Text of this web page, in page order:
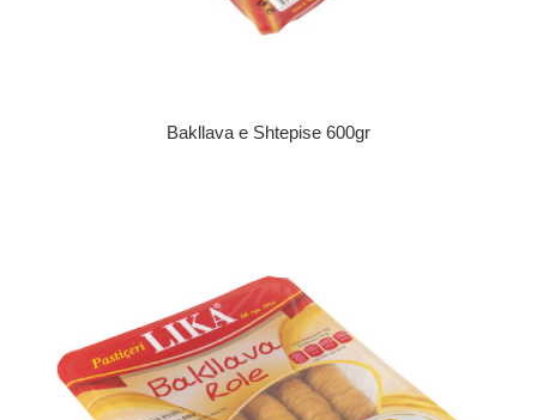
Bakllava e Shtepise 600gr